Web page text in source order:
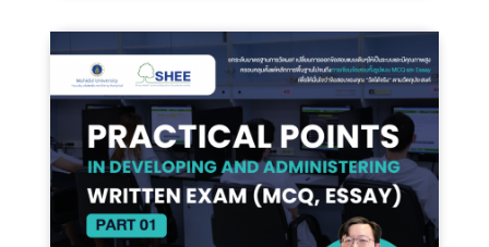
Impacts Of Technologies On Health
Science - Online Course